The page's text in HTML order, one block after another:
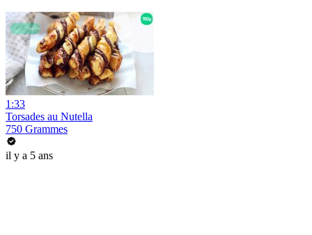
1:33
Torsades au Nutella
750 Grammes
il y a 5 ans